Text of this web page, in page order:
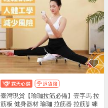
臺灣現貨【瑜珈拉筋必備】壹字馬 拉
筋板 健身器材 瑜珈 拉筋器 拉筋訓練